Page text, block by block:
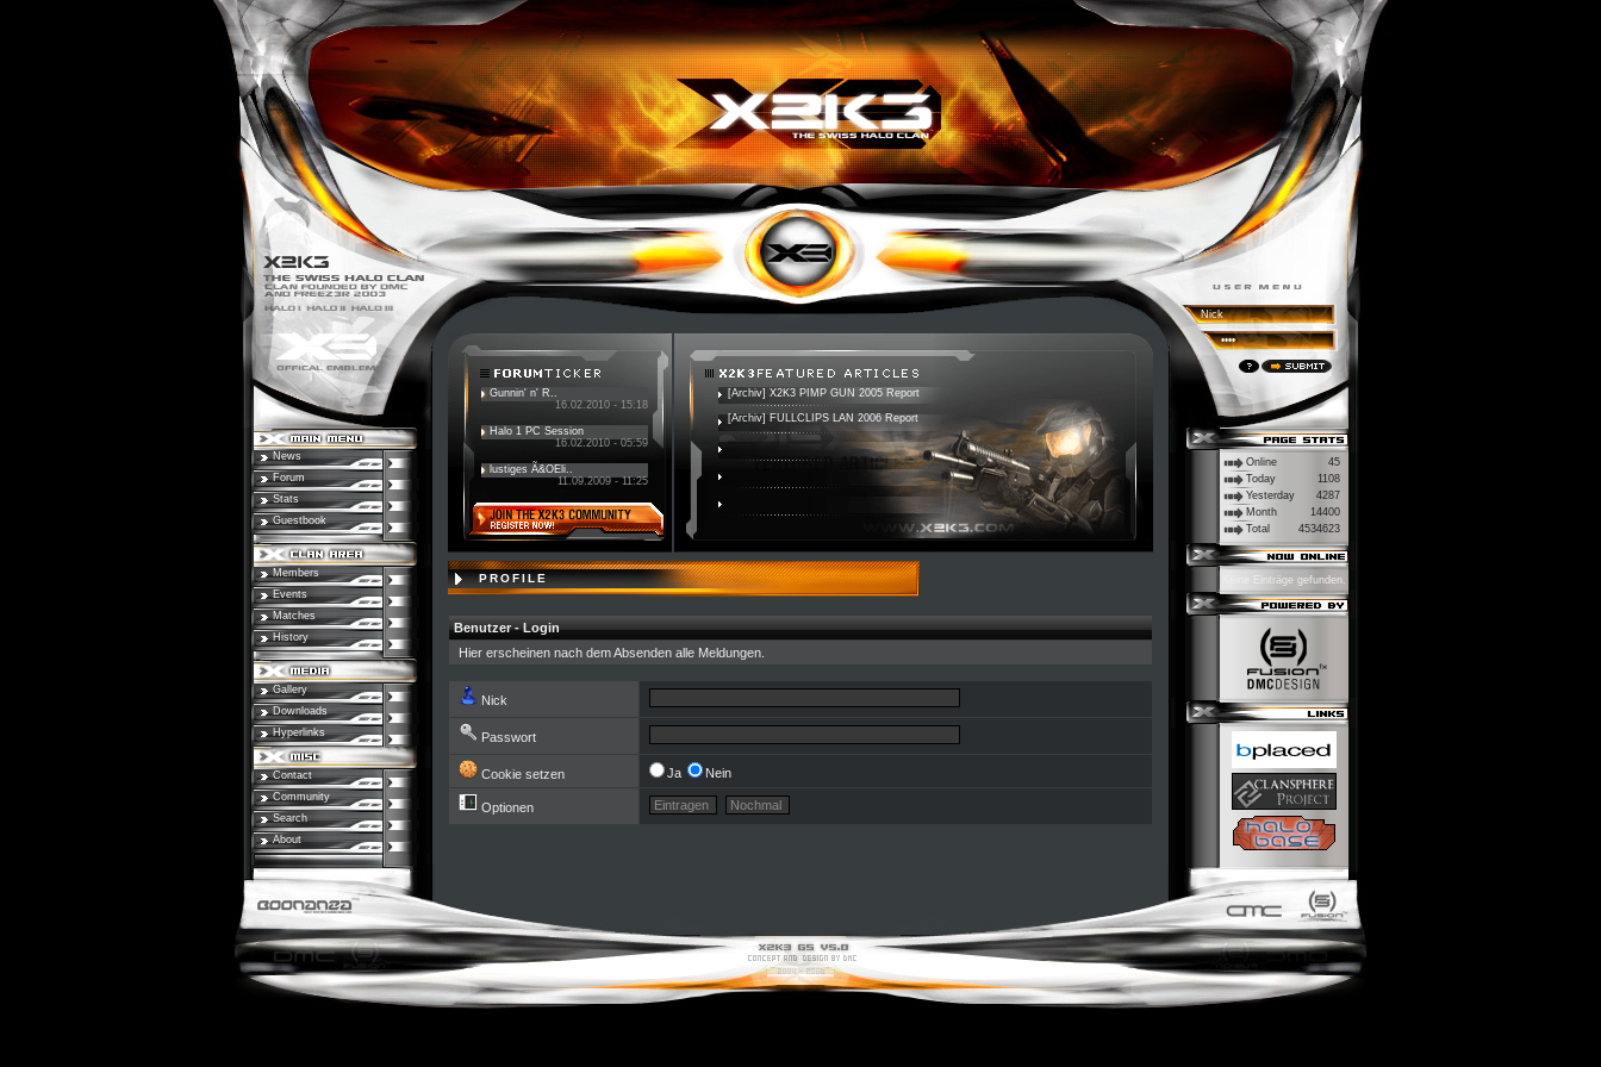
News
Forum
Stats
Guestbook
Members
Events
Matches
History
Gallery
Downloads
Hyperlinks
Contact
Community
Search
About
Gunnin' n' R..
16.02.2010 - 15:18
Halo 1 PC Session
16.02.2010 - 05:59
lustiges Ã&OEli..
11.09.2009 - 11:25
[Archiv] X2K3 PIMP GUN 2005 Report
[Archiv] FULLCLIPS LAN 2006 Report
PROFILE
Benutzer - Login
Hier erscheinen nach dem Absenden alle Meldungen.
Nick
Passwort
Cookie setzen Ja Nein
Optionen
Online
45
Today
1108
Yesterday
4287
Month
14400
Total
4534623
Keine Einträge gefunden.